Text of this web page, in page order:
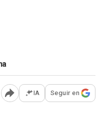
Abrir opciones para
IA Seguir en